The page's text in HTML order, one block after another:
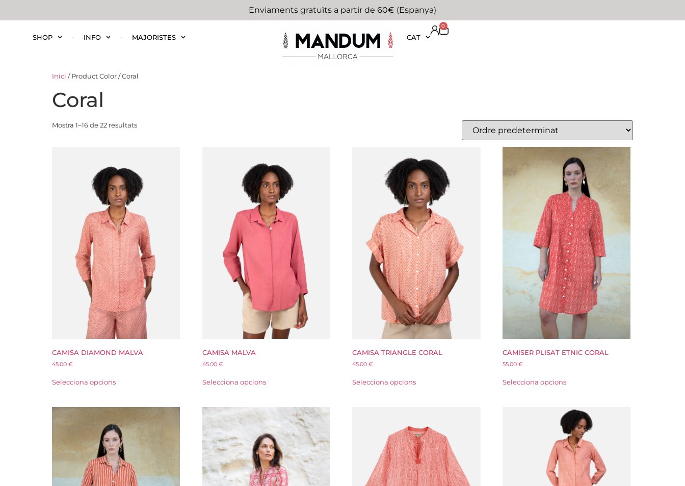
Enviaments gratuïts a partir de 60€ (Espanya)
SHOP INFO MAJORISTES CAT
0
Inici / Product Color / Coral
Coral
Mostra 1–16 de 22 resultats
CAMISA DIAMOND MALVA
45.00 €
Selecciona opcions
CAMISA MALVA
45.00 €
Selecciona opcions
CAMISA TRIANGLE CORAL
45.00€
Selecciona opcions
CAMISER PLISAT ETNIC CORAL
55.00€
Selecciona opcions